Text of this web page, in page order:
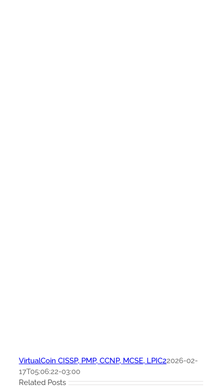
VirtualCoin CISSP, PMP, CCNP, MCSE, LPIC22026-02-
17T05:06:22-03:00
Related Posts